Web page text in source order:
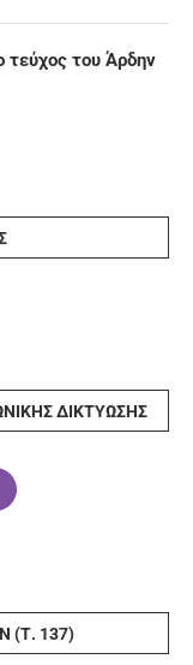
τεύχος του Άρδην
ΔΙΚΤΎΩΣΗΣ
(Τ. 137)